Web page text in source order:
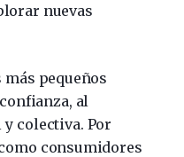
nuevas
pequeños
al
colectiva. Por
consumidores